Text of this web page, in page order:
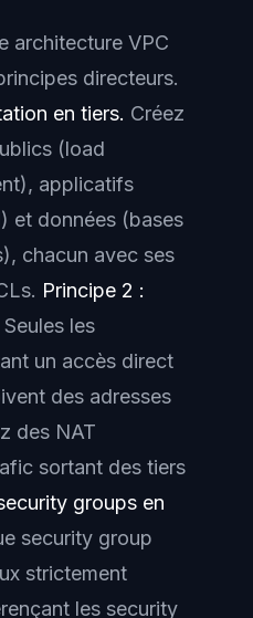
architecture VPC
directeurs.
en tiers. Créez
(load
applicatifs
et données (bases
chacun avec ses
Principe 2 :
Seules les
un accès direct
des adresses
des NAT
sortant des tiers
groups en
security group
strictement
les security